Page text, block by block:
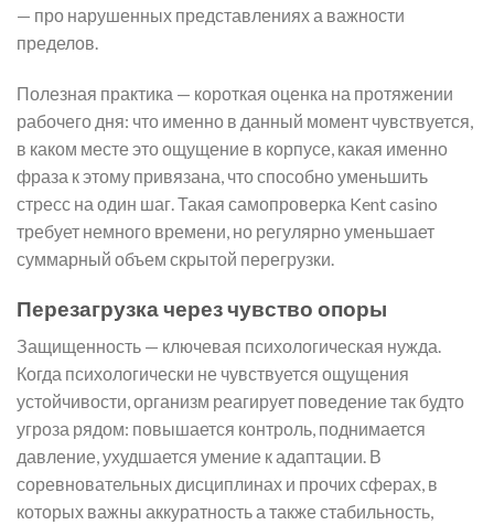
— про нарушенных представлениях а важности
пределов.
Полезная практика — короткая оценка на протяжении
рабочего дня: что именно в данный момент чувствуется,
в каком месте это ощущение в корпусе, какая именно
фраза к этому привязана, что способно уменьшить
стресс на один шаг. Такая самопроверка Kent casino
требует немного времени, но регулярно уменьшает
суммарный объем скрытой перегрузки.
Перезагрузка через чувство опоры
Защищенность — ключевая психологическая нужда.
Когда психологически не чувствуется ощущения
устойчивости, организм реагирует поведение так будто
угроза рядом: повышается контроль, поднимается
давление, ухудшается умение к адаптации. В
соревновательных дисциплинах и прочих сферах, в
которых важны аккуратность а также стабильность,